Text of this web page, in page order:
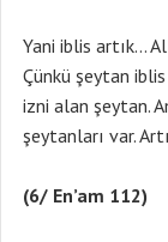
Yani iblis artık…
Çünkü şeytan
izni alan şeytan.
şeytanları var.
(6/ En’am 112)